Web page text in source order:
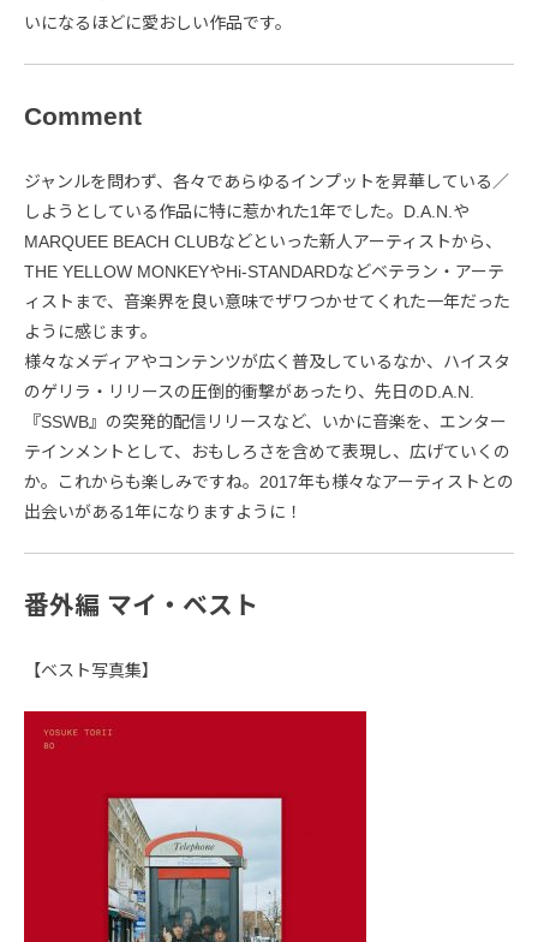
いになるほどに愛おしい作品です。
Comment
ジャンルを問わず、各々であらゆるインプットを昇華している／
しようとしている作品に特に惹かれた1年でした。D.A.N.や
MARQUEE BEACH CLUBなどといった新人アーティストから、
THE YELLOW MONKEYやHi-STANDARDなどベテラン・アーテ
ィストまで、音楽界を良い意味でザワつかせてくれた一年だった
ように感じます。
様々なメディアやコンテンツが広く普及しているなか、ハイスタ
のゲリラ・リリースの圧倒的衝撃があったり、先日のD.A.N.
『SSWB』の突発的配信リリースなど、いかに音楽を、エンター
テインメントとして、おもしろさを含めて表現し、広げていくの
か。これからも楽しみですね。2017年も様々なアーティストとの
出会いがある1年になりますように！
番外編 マイ・ベスト
【ベスト写真集】